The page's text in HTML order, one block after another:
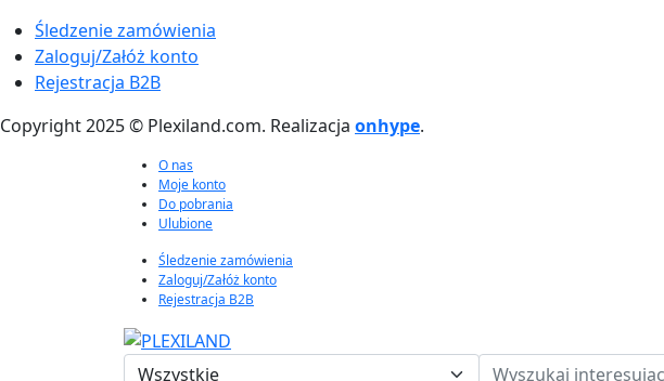
Śledzenie zamówienia
Zaloguj/Załóż konto
Rejestracja B2B
Copyright 2025 © Plexiland.com. Realizacja onhype.
O nas
Moje konto
Do pobrania
Ulubione
Śledzenie zamówienia
Zaloguj/Załóż konto
Rejestracja B2B